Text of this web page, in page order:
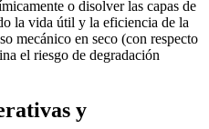
o disolver las capas de
la vida útil y la eficiencia de la
mecánico en seco (con respecto
el riesgo de degradación
y